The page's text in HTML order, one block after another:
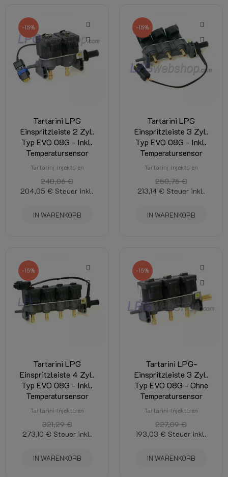
-15%
Tartarini LPG
Einspritzleiste 2 Zyl.
Typ EVO 08G - Inkl.
Temperatursensor
Tartarini-Injektoren
240,06 €
204,05 € Steuer inkl.
IN WARENKORB
-15%
Tartarini LPG
Einspritzleiste 3 Zyl.
Typ EVO 08G - Inkl.
Temperatursensor
Tartarini-Injektoren
250,75 €
213,14 € Steuer inkl.
IN WARENKORB
-15%
Tartarini LPG
Einspritzleiste 4 Zyl.
Typ EVO 08G - Inkl.
Temperatursensor
Tartarini-Injektoren
321,29 €
273,10 € Steuer inkl.
IN WARENKORB
-15%
Tartarini LPG-
Einspritzleiste 3 Zyl.
Typ EVO 08G - Ohne
Temperatursensor
Tartarini-Injektoren
227,09 €
193,03 € Steuer inkl.
IN WARENKORB